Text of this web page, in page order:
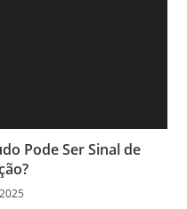
Pode Ser Sinal de